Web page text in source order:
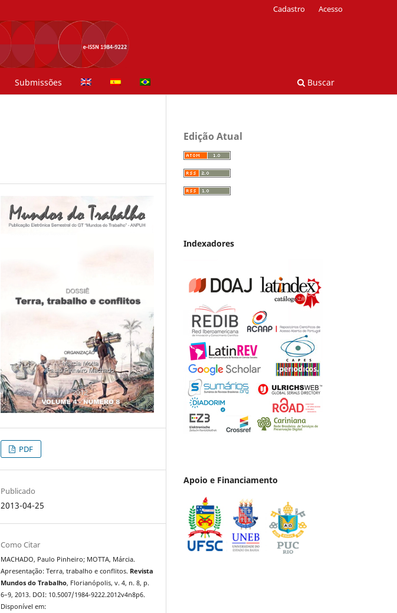
Submissões Buscar
Cadastro Acesso
PDF
Publicado
2013-04-25
Como Citar
MACHADO, Paulo Pinheiro; MOTTA, Márcia.
Apresentação: Terra, trabalho e conflitos. Revista
Mundos do Trabalho, Florianópolis, v. 4, n. 8, p.
6–9, 2013. DOI: 10.5007/1984-9222.2012v4n8p6.
Disponível em:
Edição Atual
Indexadores
Apoio e Financiamento